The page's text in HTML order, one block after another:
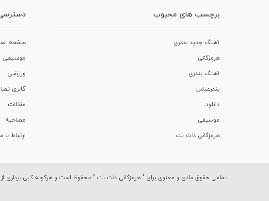
برچسب های محبوب
آهنگ جدید بندری
هرمزگانی
آهنگ بندری
بندرعباس
دانلود
موسیقی
هرمزگانی دات نت
صفحه
موسیقی
ورزشی
گالری
مقالات
مصاحبه
ارتباط با
تمامی حقوق مادی و معنوی برای " هرمزگانی دات نت " محفوظ است و هرگونه کپی برداری